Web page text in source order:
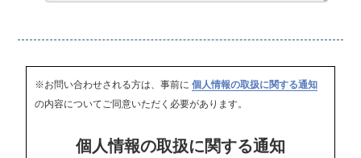
※お問い合わせされる方は、事前に 個人情報の取扱に関する通知
の内容についてご同意いただく必要があります。
個人情報の取扱に関する通知